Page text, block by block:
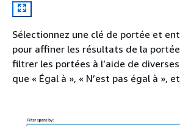
Sélectionnez une clé de portée et
pour affiner les résultats de la
filtrer les portées à l’aide de
que « Égal à », « N’est pas égal à »,